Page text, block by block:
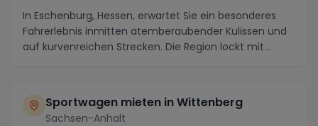
In Eschenburg, Hessen, erwartet Sie ein besonderes
Fahrerlebnis inmitten atemberaubender Kulissen und
auf kurvenreichen Strecken. Die Region lockt mit...
Sportwagen mieten inWittenberg
Sachsen-Anhalt